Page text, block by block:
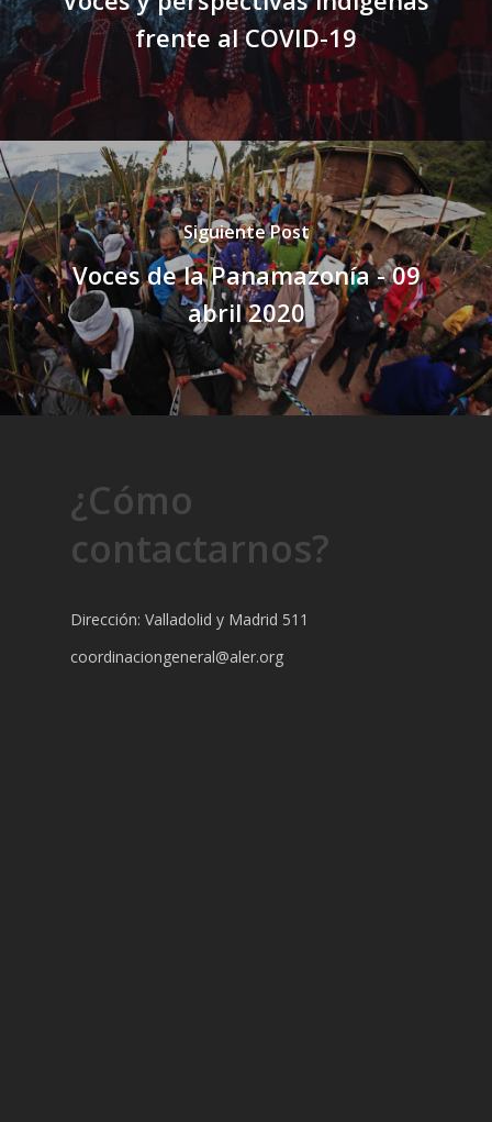
frente al COVID-19
Siguiente Post
Voces de la Panamazonía - 09
abril 2020
¿Cómo
contactarnos?
Dirección: Valladolid y Madrid 511
coordinaciongeneral@aler.org